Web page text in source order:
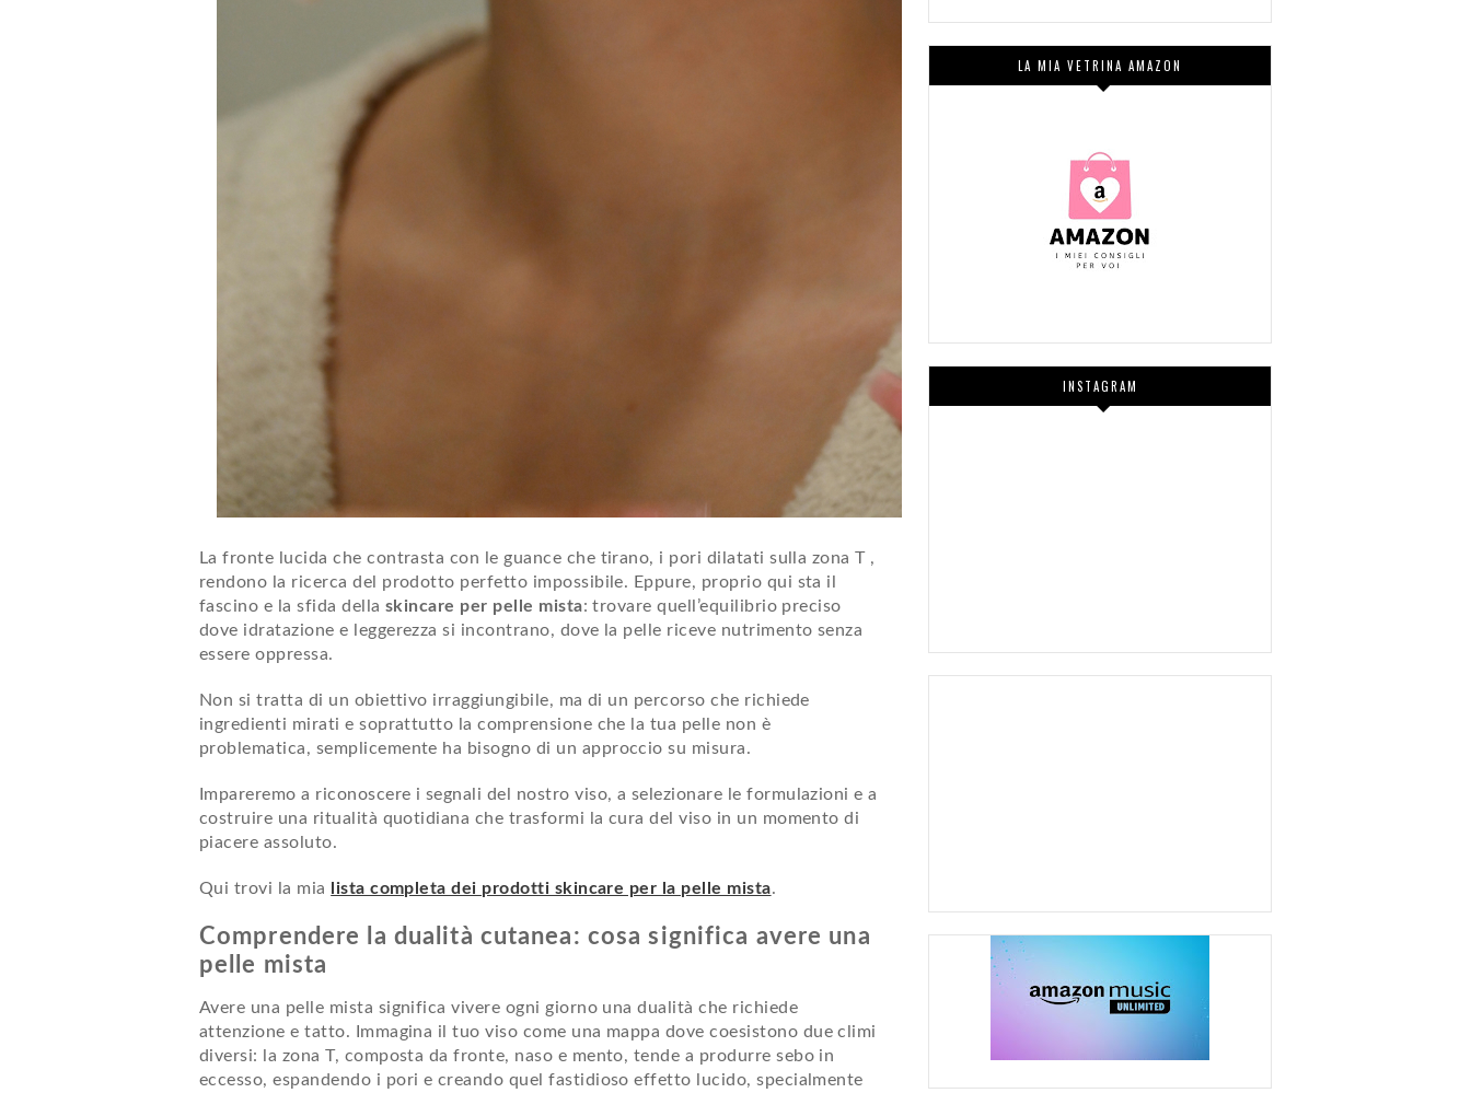
La fronte lucida che contrasta con le guance che tirano, i pori dilatati sulla zona T ,
rendono la ricerca del prodotto perfetto impossibile. Eppure, proprio qui sta il
fascino e la sfida della skincare per pelle mista: trovare quell’equilibrio preciso
dove idratazione e leggerezza si incontrano, dove la pelle riceve nutrimento senza
essere oppressa.
Non si tratta di un obiettivo irraggiungibile, ma di un percorso che richiede
ingredienti mirati e soprattutto la comprensione che la tua pelle non è
problematica, semplicemente ha bisogno di un approccio su misura.
Impareremo a riconoscere i segnali del nostro viso, a selezionare le formulazioni e a
costruire una ritualità quotidiana che trasformi la cura del viso in un momento di
piacere assoluto.
Qui trovi la mia lista completa dei prodotti skincare per la pelle mista.
Comprendere la dualità cutanea: cosa significa avere una
pelle mista
Avere una pelle mista significa vivere ogni giorno una dualità che richiede
attenzione e tatto. Immagina il tuo viso come una mappa dove coesistono due climi
diversi: la zona T, composta da fronte, naso e mento, tende a produrre sebo in
eccesso, espandendo i pori e creando quel fastidioso effetto lucido, specialmente
LA MIA VETRINA AMAZON
INSTAGRAM